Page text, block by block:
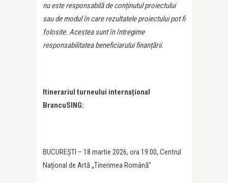
nu este responsabilă de conținutul proiectului
sau de modul în care rezultatele proiectului pot fi
folosite. Acestea sunt în întregime
responsabilitatea beneficiarului finanțării.
Itinerariul turneului internațional
BrancuSING:
BUCUREȘTI – 18 martie 2026, ora 19:00, Centrul
Național de Artă „Tinerimea Română”